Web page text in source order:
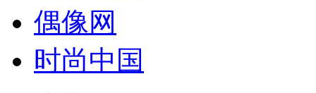
偶像网
时尚中国